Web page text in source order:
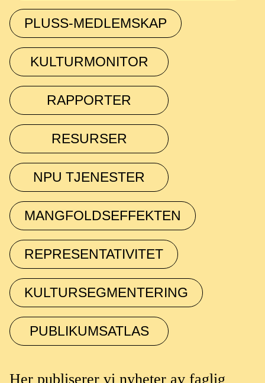
PLUSS-MEDLEMSKAP
KULTURMONITOR
RAPPORTER
RESURSER
NPU TJENESTER
MANGFOLDSEFFEKTEN
REPRESENTATIVITET
KULTURSEGMENTERING
PUBLIKUMSATLAS
Her publiserer vi nyheter av faglig